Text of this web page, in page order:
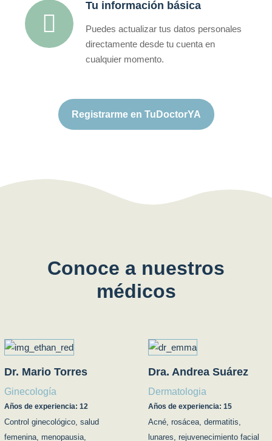
Tu información básica
Puedes actualizar tus datos personales
directamente desde tu cuenta en
cualquier momento.
Registrarme en TuDoctorYA
Conoce a nuestros
médicos
Dr. Mario Torres
Ginecología
Años de experiencia: 12
Control ginecológico, salud
femenina, menopausia,
Dra. Andrea Suárez
Dermatologia
Años de experiencia: 15
Acné, rosácea, dermatitis,
lunares, rejuvenecimiento facial